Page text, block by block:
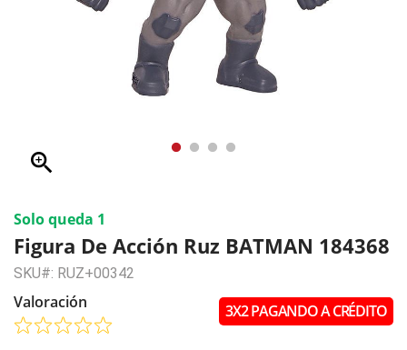
zoom_in
Solo queda 1
Figura De Acción Ruz BATMAN 184368
SKU#: RUZ+00342
Valoración 3X2 PAGANDO A CRÉDITO